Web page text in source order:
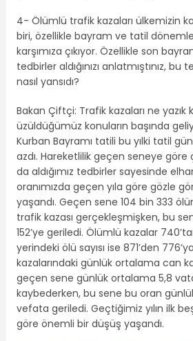
4- Ölümlü trafik kazaları ülkemizin
biri, özellikle bayram ve tatil
karşımıza çıkıyor. Özellikle son
tedbirler aldığınızı anlatmıştınız,
nasıl yansıdı?
Bakan Çiftçi: Trafik kazaları ne yazık
üzüldüğümüz konuların başında
Kurban Bayramı tatili bu yılki tatil
azdı. Hareketlilik geçen seneye
da aldığımız tedbirler sayesinde
oranımızda geçen yıla göre gözle
yaşandı. Geçen sene 104 bin 333
trafik kazası gerçekleşmişken, bu
152’ye geriledi. Ölümlü kazalar
yerindeki ölü sayısı ise 871’den
kazalarındaki günlük ortalama can
geçen sene günlük ortalama 5,8
kaybederken, bu sene bu oran
vefata geriledi. Geçtiğimiz yılın ilk
göre önemli bir düşüş yaşandı.